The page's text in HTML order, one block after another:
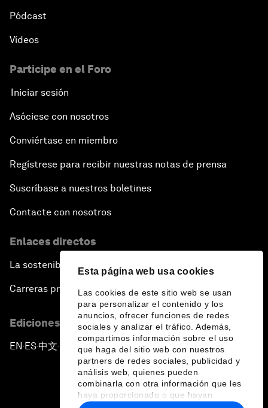
Esta página web usa cookies
Las cookies de este sitio web se usan
para personalizar el contenido y los
anuncios, ofrecer funciones de redes
sociales y analizar el tráfico. Además,
compartimos información sobre el uso
que haga del sitio web con nuestros
partners de redes sociales, publicidad y
análisis web, quienes pueden
combinarla con otra información que les
haya proporcionado o que hayan
Pódcast
Vídeos
Participe en el Foro
Iniciar sesión
Asóciese con nosotros
Conviértase en miembro
Regístrese para recibir nuestras notas de prensa
Suscríbase a nuestros boletines
Contacte con nosotros
Enlaces directos
La sostenibilidad en el Foro
Carreras profesionales
Ediciones en otros idiomas
EN ▪ ES▪中文▪ 日本語